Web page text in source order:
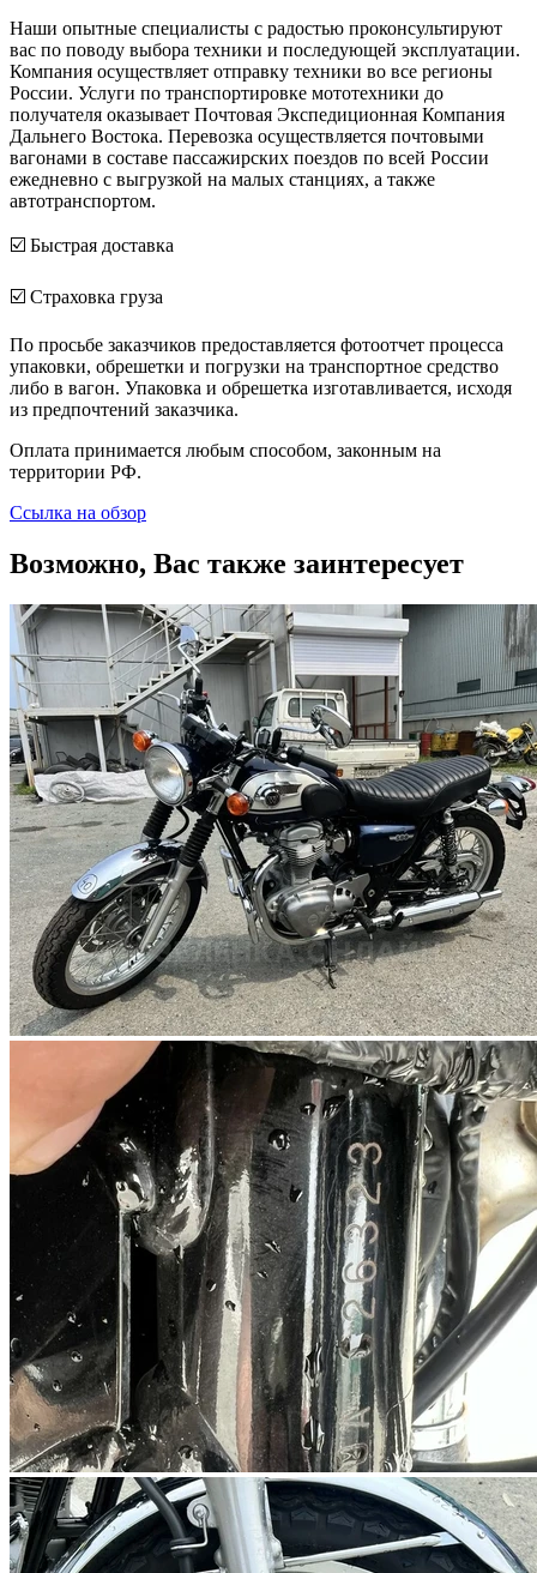
Наши опытные специалисты с радостью проконсультируют
вас по поводу выбора техники и последующей эксплуатации.
Компания осуществляет отправку техники во все регионы
России. Услуги по транспортировке мототехники до
получателя оказывает Почтовая Экспедиционная Компания
Дальнего Востока. Перевозка осуществляется почтовыми
вагонами в составе пассажирских поездов по всей России
ежедневно с выгрузкой на малых станциях, а также
автотранспортом.
☑️ Быстрая доставка
☑️ Страховка груза
По просьбе заказчиков предоставляется фотоотчет процесса
упаковки, обрешетки и погрузки на транспортное средство
либо в вагон. Упаковка и обрешетка изготавливается, исходя
из предпочтений заказчика.
Оплата принимается любым способом, законным на
территории РФ.
Ссылка на обзор
Возможно, Вас также заинтересует